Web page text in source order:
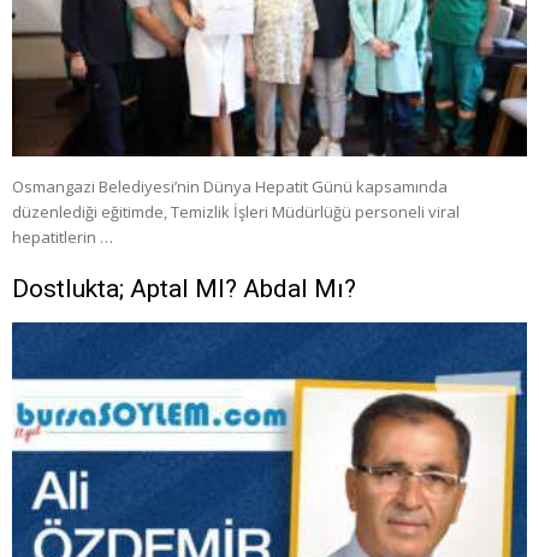
Osmangazi Belediyesi’nin Dünya Hepatit Günü kapsamında
düzenlediği eğitimde, Temizlik İşleri Müdürlüğü personeli viral
hepatitlerin …
Dostlukta; Aptal MI? Abdal Mı?